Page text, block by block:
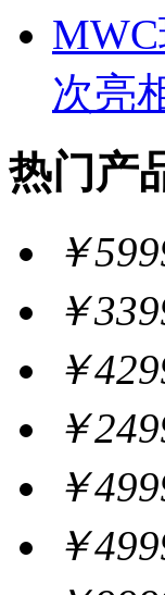
次亮
热门产
￥
￥
￥
￥
￥
￥